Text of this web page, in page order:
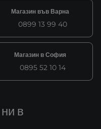
Магазин във Варна
0899 13 99 40
Магазин в София
0895 52 10 14
в